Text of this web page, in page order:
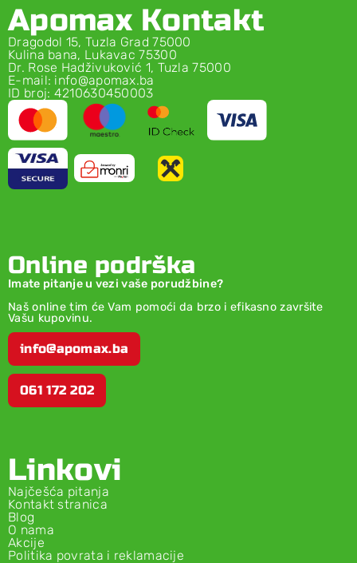
Apomax Kontakt
Dragodol 15, Tuzla Grad 75000
Kulina bana, Lukavac 75300
Dr. Rose Hadživuković 1, Tuzla 75000
E-mail: info@apomax.ba
ID broj: 4210630450003
Online podrška
Imate pitanje u vezi vaše porudžbine?
Naš online tim će Vam pomoći da brzo i efikasno završite
Vašu kupovinu.
info@apomax.ba
061 172 202
Linkovi
Najčešća pitanja
Kontakt stranica
Blog
O nama
Akcije
Politika povrata i reklamacije